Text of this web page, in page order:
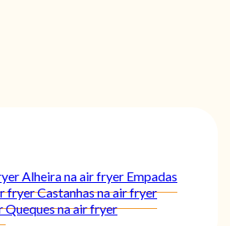
Alheira na air fryer Empadas
fryerCastanhas na air fryer
Queques na air fryer